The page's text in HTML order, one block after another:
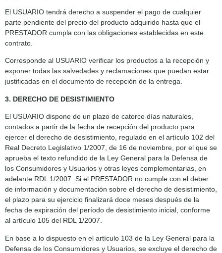
El USUARIO tendrá derecho a suspender el pago de cualquier
parte pendiente del precio del producto adquirido hasta que el
PRESTADOR cumpla con las obligaciones establecidas en este
contrato.
Corresponde al USUARIO verificar los productos a la recepción y
exponer todas las salvedades y reclamaciones que puedan estar
justificadas en el documento de recepción de la entrega.
3. DERECHO DE DESISTIMIENTO
El USUARIO dispone de un plazo de catorce días naturales,
contados a partir de la fecha de recepción del producto para
ejercer el derecho de desistimiento, regulado en el artículo 102 del
Real Decreto Legislativo 1/2007, de 16 de noviembre, por el que se
aprueba el texto refundido de la Ley General para la Defensa de
los Consumidores y Usuarios y otras leyes complementarias, en
adelante RDL 1/2007. Si el PRESTADOR no cumple con el deber
de información y documentación sobre el derecho de desistimiento,
el plazo para su ejercicio finalizará doce meses después de la
fecha de expiración del período de desistimiento inicial, conforme
al artículo 105 del RDL 1/2007.
En base a lo dispuesto en el artículo 103 de la Ley General para la
Defensa de los Consumidores y Usuarios, se excluye el derecho de